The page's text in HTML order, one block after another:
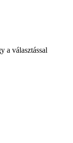
a választással